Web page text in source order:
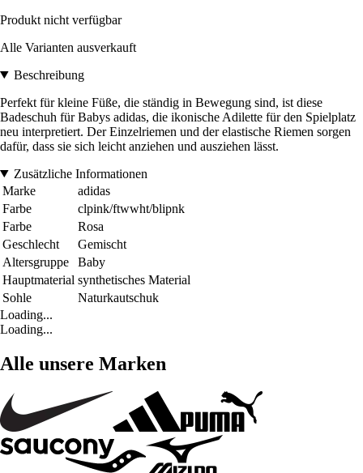
Produkt nicht verfügbar
Alle Varianten ausverkauft
Beschreibung
Perfekt für kleine Füße, die ständig in Bewegung sind, ist diese
Badeschuh für Babys adidas, die ikonische Adilette für den Spielplatz
neu interpretiert. Der Einzelriemen und der elastische Riemen sorgen
dafür, dass sie sich leicht anziehen und ausziehen lässt.
Zusätzliche Informationen
Marke
adidas
Farbe
clpink/ftwwht/blipnk
Farbe
Rosa
Geschlecht
Gemischt
Altersgruppe
Baby
Hauptmaterial synthetisches Material
Sohle
Naturkautschuk
Loading...
Loading...
Alle unsere Marken